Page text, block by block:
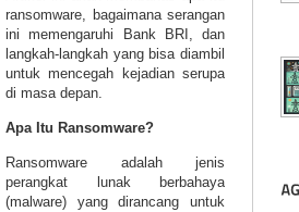
ransomware, bagaimana serangan
ini memengaruhi Bank BRI, dan
langkah-langkah yang bisa diambil
untuk mencegah kejadian serupa
di masa depan.
Apa Itu Ransomware?
Ransomware adalah jenis
perangkat lunak berbahaya
(malware) yang dirancang untuk